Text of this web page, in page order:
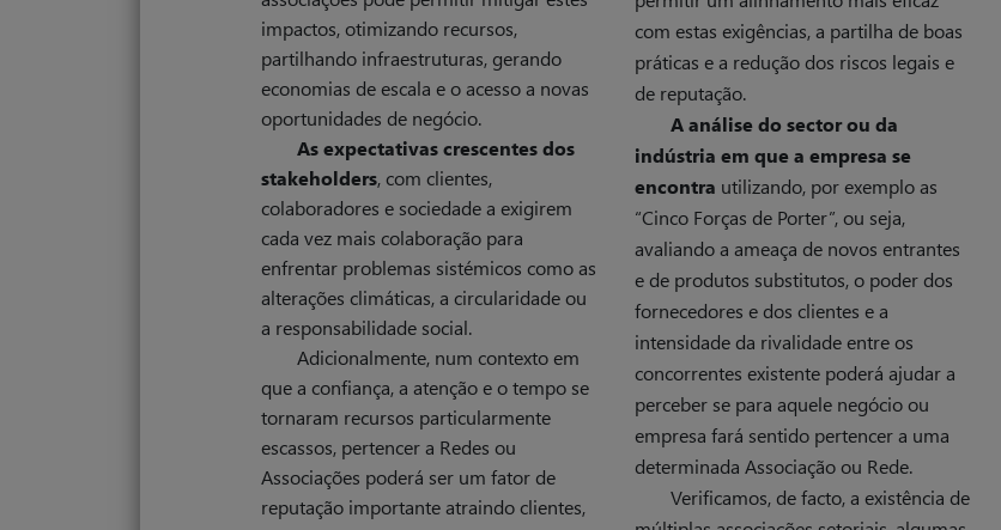
impactos, otimizando recursos,
partilhando infraestruturas, gerando
economias de escala e o acesso a novas
oportunidades de negócio.
As expectativas crescentes dos
stakeholders, com clientes,
colaboradores e sociedade a exigirem
cada vez mais colaboração para
enfrentar problemas sistémicos como as
alterações climáticas, a circularidade ou
a responsabilidade social.
Adicionalmente, num contexto em
que a confiança, a atenção e o tempo se
tornaram recursos particularmente
escassos, pertencer a Redes ou
Associações poderá ser um fator de
reputação importante atraindo clientes,
com estas exigências, a partilha de boas
práticas e a redução dos riscos legais e
de reputação.
A análise do sector ou da
indústria em que a empresa se
encontra utilizando, por exemplo as
“Cinco Forças de Porter”, ou seja,
avaliando a ameaça de novos entrantes
e de produtos substitutos, o poder dos
fornecedores e dos clientes e a
intensidade da rivalidade entre os
concorrentes existente poderá ajudar a
perceber se para aquele negócio ou
empresa fará sentido pertencer a uma
determinada Associação ou Rede.
Verificamos, de facto, a existência de